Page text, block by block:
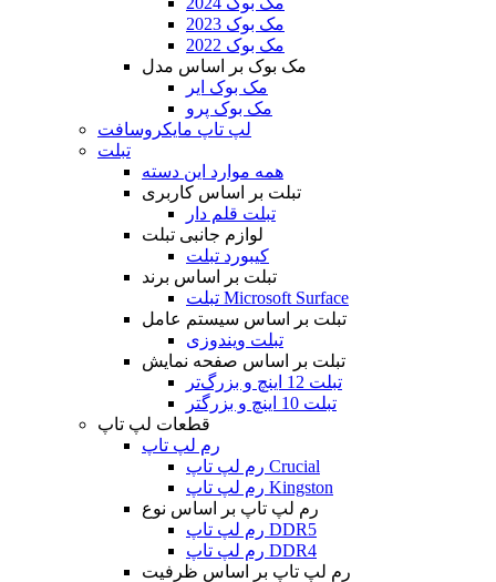
مک بوک 2023
مک بوک 2022
مک بوک بر اساس مدل
مک بوک ایر
مک بوک پرو
لپ تاپ مایکروسافت
تبلت
همه موارد این دسته
تبلت بر اساس کاربری
تبلت قلم دار
لوازم جانبی تبلت
کیبورد تبلت
تبلت بر اساس برند
تبلت Microsoft Surface
تبلت بر اساس سیستم عامل
تبلت ویندوزی
تبلت بر اساس صفحه نمایش
تبلت 12 اینچ و بزرگ‌تر
تبلت 10 اینچ و بزرگتر
قطعات لپ تاپ
رم لپ تاپ
رم لپ تاپ Crucial
رم لپ تاپ Kingston
رم لپ تاپ بر اساس نوع
رم لپ تاپ DDR5
رم لپ تاپ DDR4
رم لپ تاپ بر اساس ظرفیت